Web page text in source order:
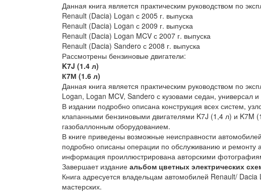
Данная книга является практическим руководством по
Renault (Dacia) Logan с 2005 г. выпуска
Renault (Dacia) Logan с 2009 г. выпуска
Renault (Dacia) Logan MCV с 2007 г. выпуска
Renault (Dacia) Sandero с 2008 г. выпуска
Рассмотрены бензиновые двигатели:
K7J (1.4 л)
К7М (1.6 л)
Данная книга является практическим руководством по
Logan, Logan MCV, Sandero с кузовами седан, универсал и
В издании подробно описана конструкция всех систем,
клапанными бензиновыми двигателями K7J (1,4 л) и K7M
газобаллонным оборудованием.
В книге приведены возможные неисправности
подробно описаны операции по обслуживанию и ремонту
информация проиллюстрирована авторскими
Завершает издание альбом цветных электрических
Книга адресуется владельцам автомобилей Renault/
мастерских.